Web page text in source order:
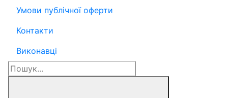
Умови публічної оферти
Контакти
Виконавці